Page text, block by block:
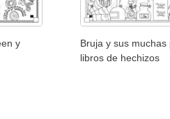
y
Bruja y sus muchas
libros de hechizos